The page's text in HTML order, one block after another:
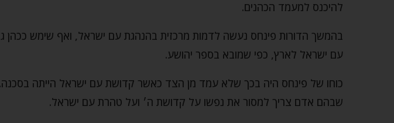
להיכנס למעמד הכהנים.
בהמשך הדורות פינחס נעשה לדמות מרכזית בהנהגת עם ישראל, ואף שימש ככהן
עם ישראל לארץ, כפי שמובא בספר יהושע.
כוחו של פינחס היה בכך שלא עמד מן הצד כאשר קדושת עם ישראל הייתה בסכנה.
שבהם אדם צריך למסור את נפשו על קדושת ה׳ ועל טהרת עם ישראל.